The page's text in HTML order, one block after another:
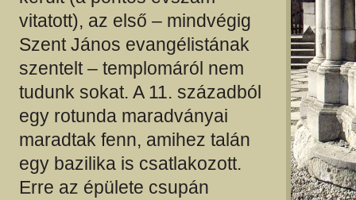
vitatott), az első – mindvégig
Szent János evangélistának
szentelt – templomáról nem
tudunk sokat. A 11. századból
egy rotunda maradványai
maradtak fenn, amihez talán
egy bazilika is csatlakozott.
Erre az épülete csupán